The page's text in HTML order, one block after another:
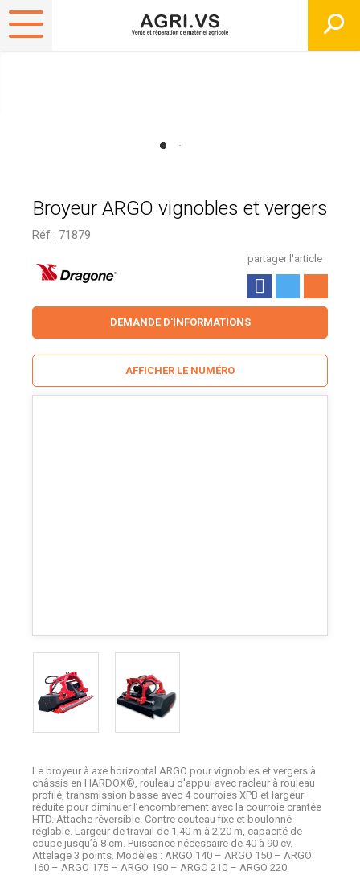
Broyeur ARGO vignobles et vergers
Réf : 71879
partager l'article
Le broyeur à axe horizontal ARGO pour vignobles et vergers à
châssis en HARDOX®, rouleau d'appui avec racleur à rouleau
profilé, transmission basse avec 4 courroies XPB et largeur
réduite pour diminuer l’encombrement avec la courroie crantée
HTD. Attache réversible. Contre couteau fixe et boulonné
réglable. Largeur de travail de 1,40 m à 2,20 m, capacité de
coupe jusqu’à 8 cm. Puissance nécessaire de 40 à 90 cv.
Attelage 3 points. Modèles : ARGO 140 – ARGO 150 – ARGO
160 – ARGO 175 – ARGO 190 – ARGO 210 – ARGO 220
DEMANDE D'INFORMATIONS
AFFICHER LE NUMÉRO